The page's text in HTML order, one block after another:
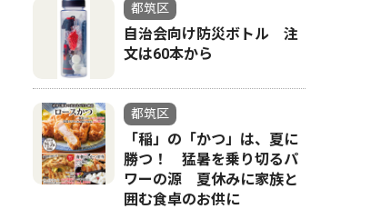
都筑区
自治会向け防災ボトル 注
文は60本から
都筑区
「稲」の「かつ」は、夏に
勝つ！ 猛暑を乗り切るパ
ワーの源 夏休みに家族と
囲む食卓のお供に